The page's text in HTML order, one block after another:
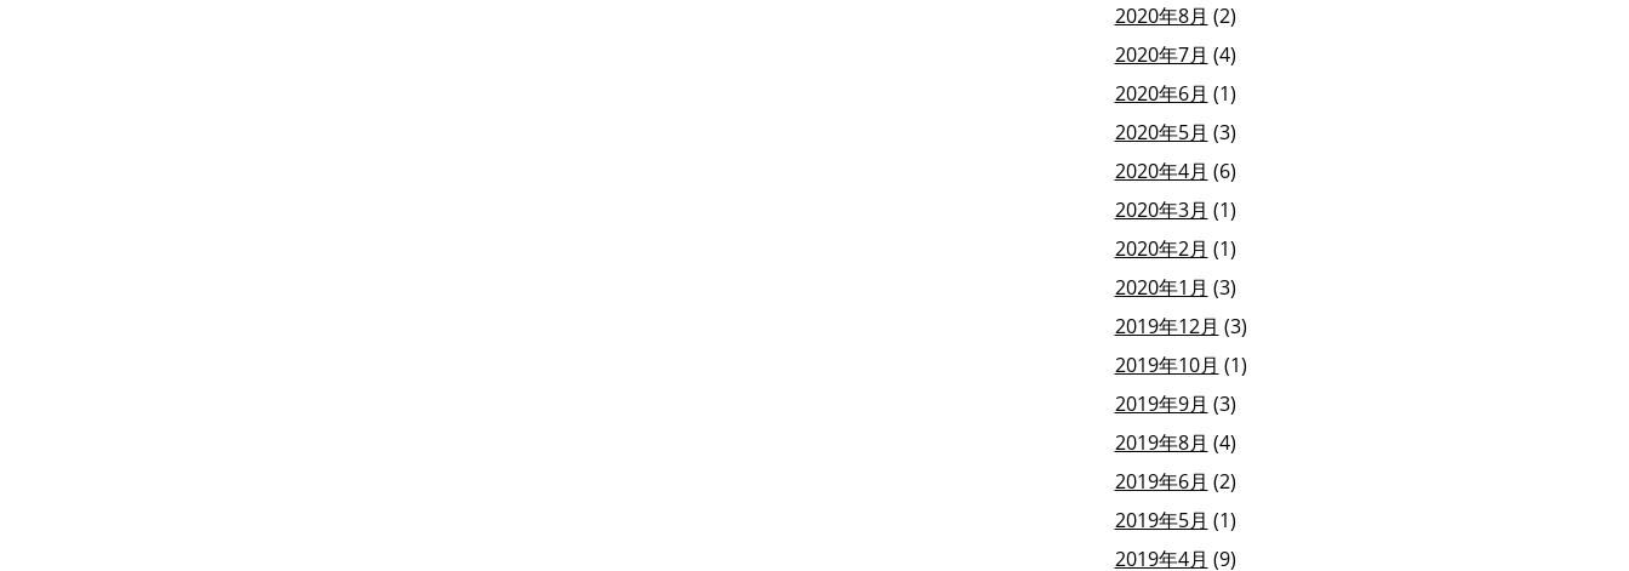
2020年8月 (2)
2020年7月 (4)
2020年6月 (1)
2020年5月 (3)
2020年4月 (6)
2020年3月 (1)
2020年2月 (1)
2020年1月 (3)
2019年12月 (3)
2019年10月 (1)
2019年9月 (3)
2019年8月 (4)
2019年6月 (2)
2019年5月 (1)
2019年4月 (9)